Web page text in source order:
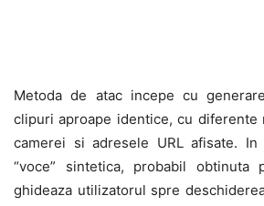
Metoda de atac incepe cu
clipuri aproape identice, cu diferente
camerei si adresele URL afisate.
“voce” sintetica, probabil obtinuta
ghideaza utilizatorul spre